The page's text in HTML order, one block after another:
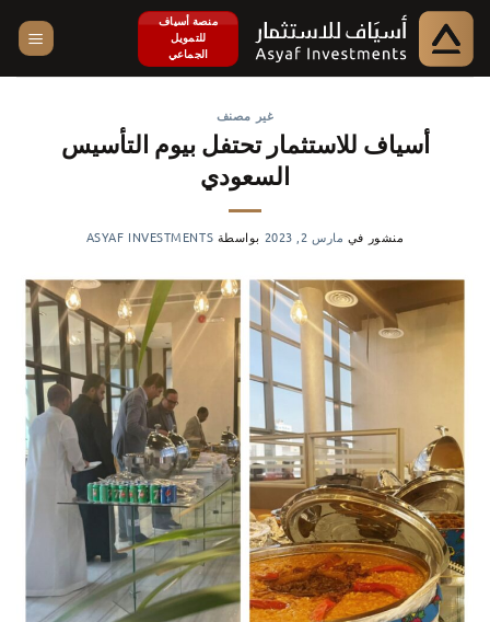
تخطي
للمحتوى
منصة أسياف
للتمويل
الجماعي
غير مصنف
أسياف للاستثمار تحتفل بيوم التأسيس
السعودي
منشور في مارس 2, 2023 بواسطة ASYAF INVESTMENTS